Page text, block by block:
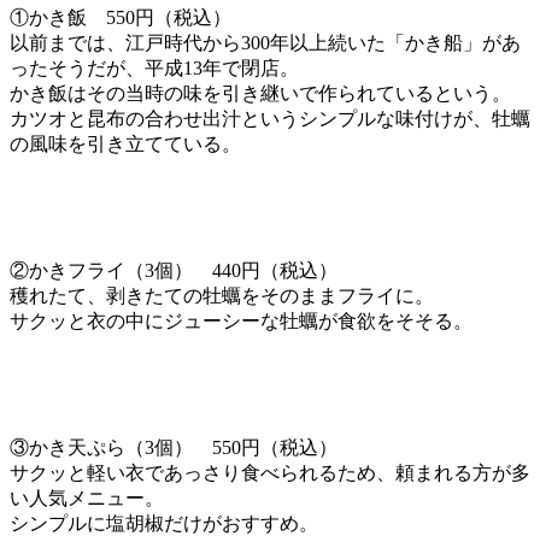
①かき飯 550円（税込）
以前までは、江戸時代から300年以上続いた「かき船」があ
ったそうだが、平成13年で閉店。
かき飯はその当時の味を引き継いで作られているという。
カツオと昆布の合わせ出汁というシンプルな味付けが、牡蠣
の風味を引き立てている。
②かきフライ（3個） 440円（税込）
穫れたて、剥きたての牡蠣をそのままフライに。
サクッと衣の中にジューシーな牡蠣が食欲をそそる。
③かき天ぷら（3個） 550円（税込）
サクッと軽い衣であっさり食べられるため、頼まれる方が多
い人気メニュー。
シンプルに塩胡椒だけがおすすめ。